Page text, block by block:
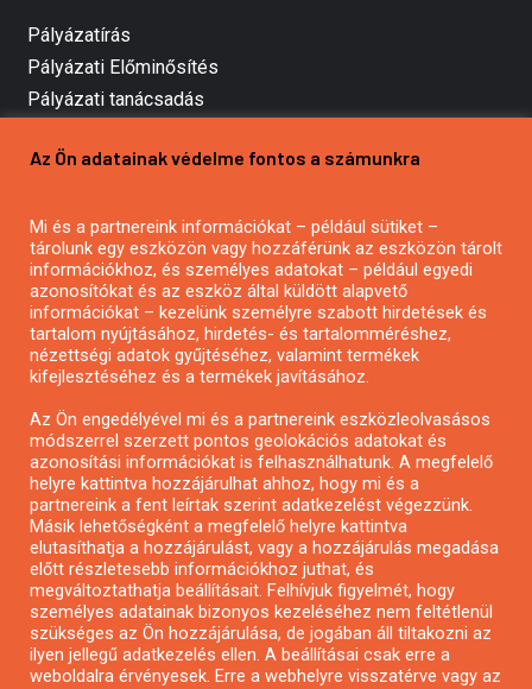
Pályázatírás
Pályázati Előminősítés
Pályázati tanácsadás
Mezőgazdasági pályázatírás
Pályázatírás civil szervezeteknek
Pályázatírás önkormányzatoknak
Pályázatfigyelés
Specifikus pályázatfigyelés vagy hírlevél
Pályázatok magánszemélyeknek
Pályázatok civil szervezeteknek
Pályázatok vállalkozásoknak
Önkormányzati pályázatok
Mezőgazdasági pályázatok
Falusi turizmus pályázatok
Napelem pályázatok
Az Ön adatainak védelme fontos a számunkra
Mi és a partnereink információkat – például sütiket –
tárolunk egy eszközön vagy hozzáférünk az eszközön tárolt
információkhoz, és személyes adatokat – például egyedi
azonosítókat és az eszköz által küldött alapvető
információkat – kezelünk személyre szabott hirdetések és
tartalom nyújtásához, hirdetés- és tartalomméréshez,
nézettségi adatok gyűjtéséhez, valamint termékek
kifejlesztéséhez és a termékek javításához.
Az Ön engedélyével mi és a partnereink eszközleolvasásos
módszerrel szerzett pontos geolokációs adatokat és
azonosítási információkat is felhasználhatunk. A megfelelő
helyre kattintva hozzájárulhat ahhoz, hogy mi és a
partnereink a fent leírtak szerint adatkezelést végezzünk.
Másik lehetőségként a megfelelő helyre kattintva
elutasíthatja a hozzájárulást, vagy a hozzájárulás megadása
előtt részletesebb információkhoz juthat, és
megváltoztathatja beállításait. Felhívjuk figyelmét, hogy
személyes adatainak bizonyos kezeléséhez nem feltétlenül
szükséges az Ön hozzájárulása, de jogában áll tiltakozni az
ilyen jellegű adatkezelés ellen. A beállításai csak erre a
weboldalra érvényesek. Erre a webhelyre visszatérve vagy az